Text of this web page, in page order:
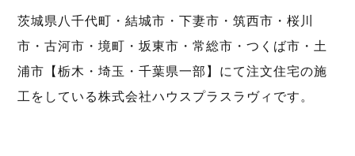
茨城県八千代町・結城市・下妻市・筑西市・桜川
市・古河市・境町・坂東市・常総市・つくば市・土
浦市【栃木・埼玉・千葉県一部】にて注文住宅の施
工をしている株式会社ハウスプラスラヴィです。